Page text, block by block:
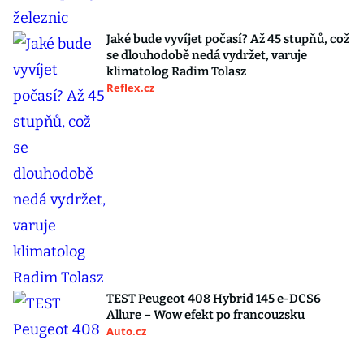
Jaké bude vyvíjet počasí? Až 45 stupňů, což
se dlouhodobě nedá vydržet, varuje
klimatolog Radim Tolasz
Reflex.cz
TEST Peugeot 408 Hybrid 145 e-DCS6
Allure – Wow efekt po francouzsku
Auto.cz